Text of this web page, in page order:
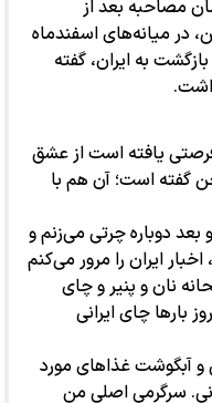
مصاحبه بعد از
در میانه‌های اسفندماه
به ایران، گفته
یافته است از عشق
گفته است؛ آن هم با
و بعد دوباره چرتی می‌زنم و
اخبار ایران را مرور می‌کنم
نان و پنیر و چای
بارها چای ایرانی
و آبگوشت غذاهای مورد
سرگرمی اصلی من